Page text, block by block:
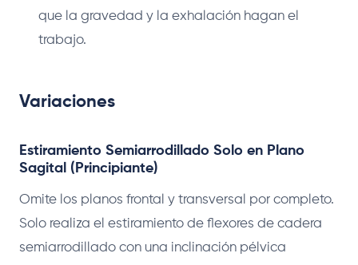
que la gravedad y la exhalación hagan el
trabajo.
Variaciones
Estiramiento Semiarrodillado Solo en Plano
Sagital (Principiante)
Omite los planos frontal y transversal por completo.
Solo realiza el estiramiento de flexores de cadera
semiarrodillado con una inclinación pélvica